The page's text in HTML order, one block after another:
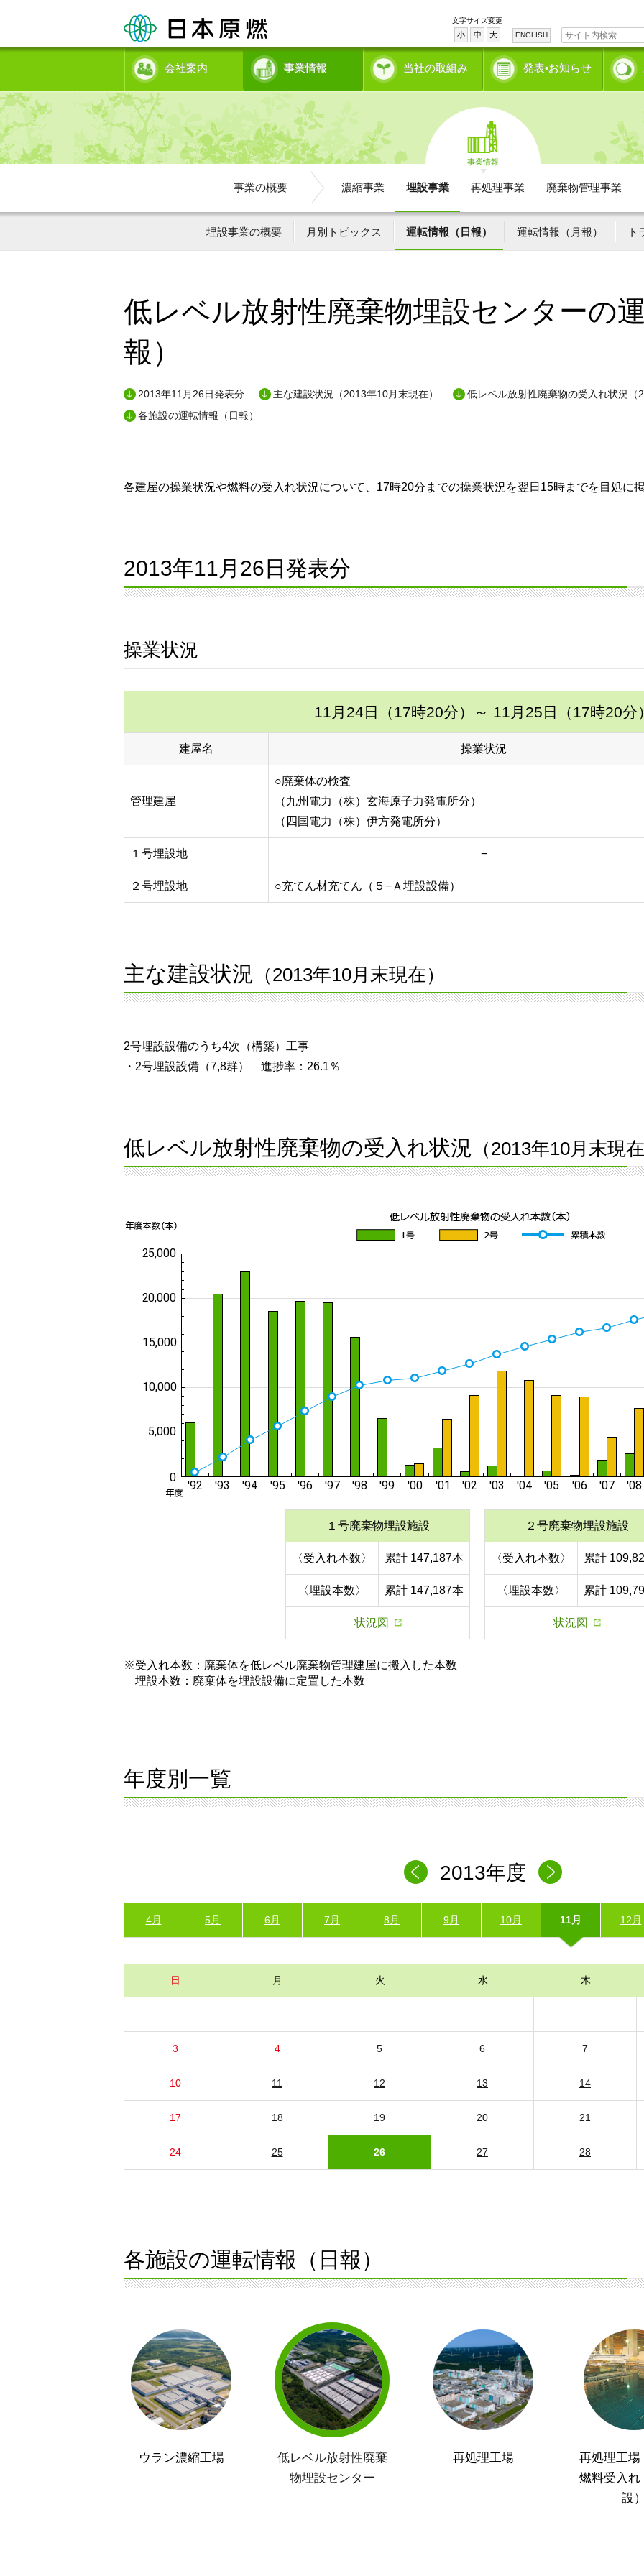
文字サイズ変更
小 中 大 ENGLISH
会社案内 事業情報 当社の取組み 発表•お知らせ
事業情報
事業の概要 濃縮事業 埋設事業 再処理事業 廃棄物管理事業
埋設事業の概要 月別トピックス 運転情報（日報） 運転情報（月報） ト
低レベル放射性廃棄物埋設センターの
報）
2013年11月26日発表分 主な建設状況（2013年10月末現在）
低レベル放射性廃棄物の受入れ状況（
各施設の運転情報（日報）
各建屋の操業状況や燃料の受入れ状況について、17時20分までの操業状況を翌日15時までを目処に
2013年11月26日発表分
操業状況
11月24日（17時20分） ～ 11月25日（17時20分
建屋名 操業状況
管理建屋
○廃棄体の検査
（九州電力（株）玄海原子力発電所分）
（四国電力（株）伊方発電所分）
１号埋設地 −
２号埋設地 ○充てん材充てん（５−Ａ埋設設備）
主な建設状況 （2013年10月末現在）
2号埋設設備のうち4次（構築）工事
・2号埋設設備（7,8群） 進捗率：26.1％
低レベル放射性廃棄物の受入れ状況 （2013年10月末現
１号廃棄物埋設施設
〈受入れ本数〉 累計 147,187本
〈埋設本数〉 累計 147,187本
状況図
２号廃棄物埋設施設
〈受入れ本数〉 累計
〈埋設本数〉 累計
状況図
※受入れ本数：廃棄体を低レベル廃棄物管理建屋に搬入した本数
埋設本数：廃棄体を埋設設備に定置した本数
年度別一覧
2013年度
4月 5月 6月 7月 8月 9月 10月 11月 12月
日 月 火 水 木
3 4 5 6 7
10 11 12 13 14
17 18 19 20 21
24 25 26 27 28
各施設の運転情報（日報）
ウラン濃縮工場
低レベル放射性廃棄
物埋設センター
再処理工場
再処理工場
燃料受入れ
設